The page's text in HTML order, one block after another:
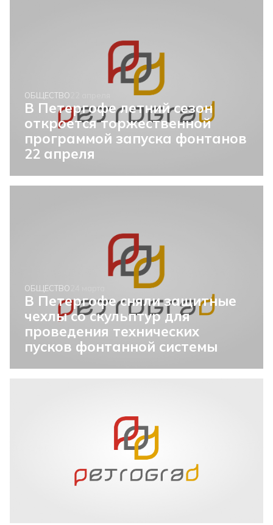
ОБЩЕСТВО
В Петергофе летний сезон
откроется торжественной
программой запуска фонтанов
22 апреля
ОБЩЕСТВО
В Петергофе сняли защитные
чехлы со скульптур для
проведения технических
пусков фонтанной системы